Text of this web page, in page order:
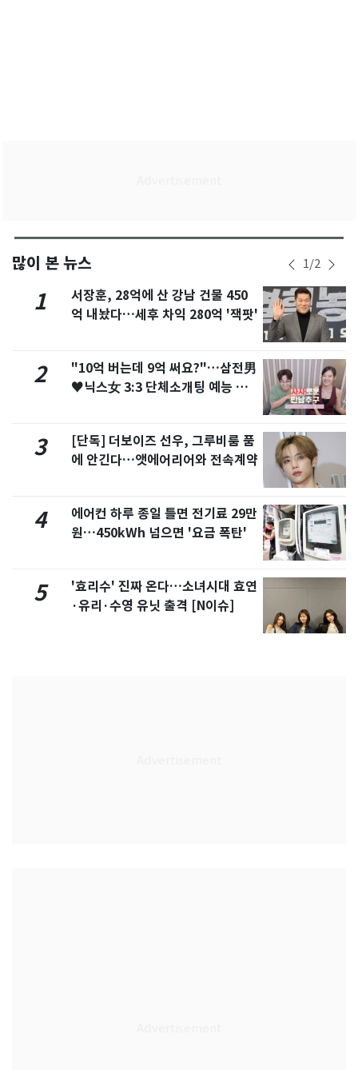
많이 본 뉴스 1/2
1
서장훈, 28억에 산 강남 건물 450
억 내놨다…세후 차익 280억 '잭팟'
2
"10억 버는데 9억 써요?"…삼전男
♥닉스女 3:3 단체소개팅 예능 화
3
[단독] 더보이즈 선우, 그루비룸 품
에 안긴다…앳에어리어와 전속계약
4
에어컨 하루 종일 틀면 전기료 29만
원…450kWh 넘으면 '요금 폭탄'
5
'효리수' 진짜 온다…소녀시대 효연
·유리·수영 유닛 출격 [N이슈]